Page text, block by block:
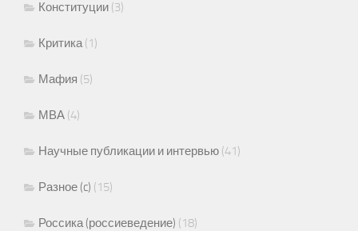
Конституции (3)
Критика(1)
Мафия (5)
МВА (4)
Научные публикации и интервью (41)
Разное (c) (15)
Россика (россиеведение) (18)